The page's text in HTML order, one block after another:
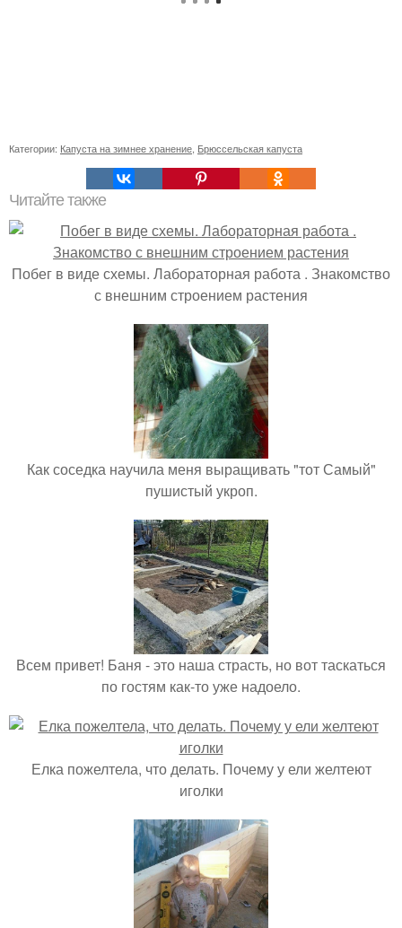
Категории: Капуста на зимнее хранение, Брюссельская капуста
Читайте также
Побег в виде схемы. Лабораторная работа . Знакомство
с внешним строением растения
Как соседка научила меня выращивать "тот Самый"
пушистый укроп.
Всем привет! Баня - это наша страсть, но вот таскаться
по гостям как-то уже надоело.
Елка пожелтела, что делать. Почему у ели желтеют
иголки